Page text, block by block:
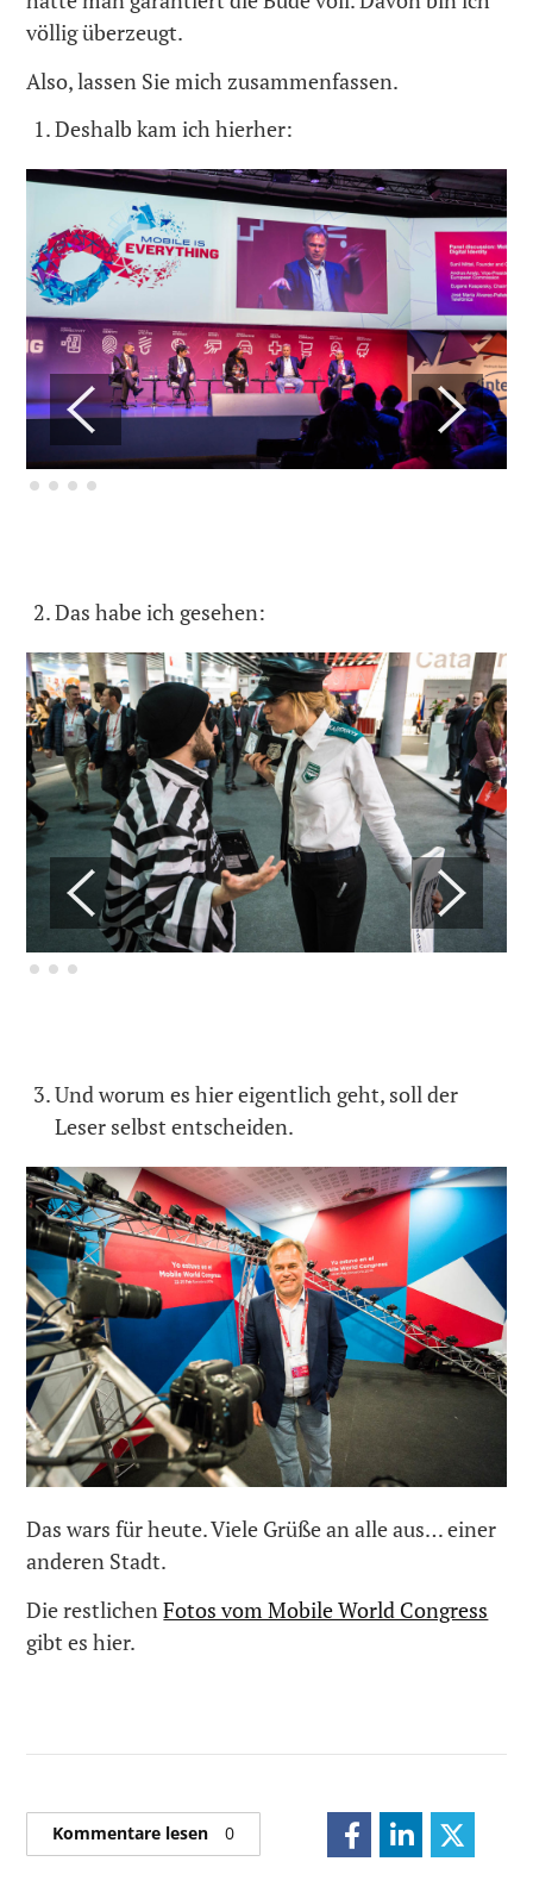
völlig überzeugt.
Also, lassen Sie mich zusammenfassen.
Deshalb kam ich hierher:
Das habe ich gesehen:
Und worum es hier eigentlich geht, soll der
Leser selbst entscheiden.
Das wars für heute. Viele Grüße an alle aus… einer
anderen Stadt.
Die restlichenFotos vom Mobile World Congress
gibt es hier.
Kommentare lesen 0